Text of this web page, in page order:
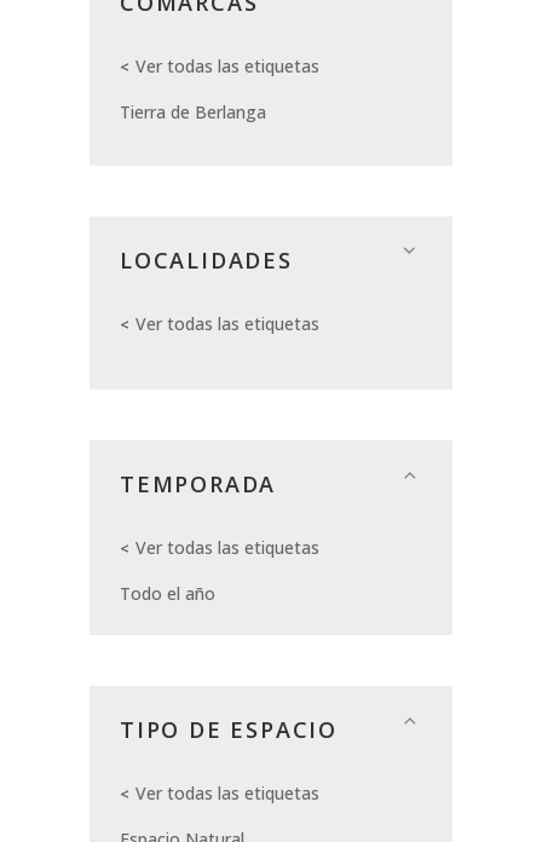
Ver todas las etiquetas
Tierra de Berlanga
LOCALIDADES
Ver todas las etiquetas
TEMPORADA
Ver todas las etiquetas
Todo el año
TIPO DE ESPACIO
Ver todas las etiquetas